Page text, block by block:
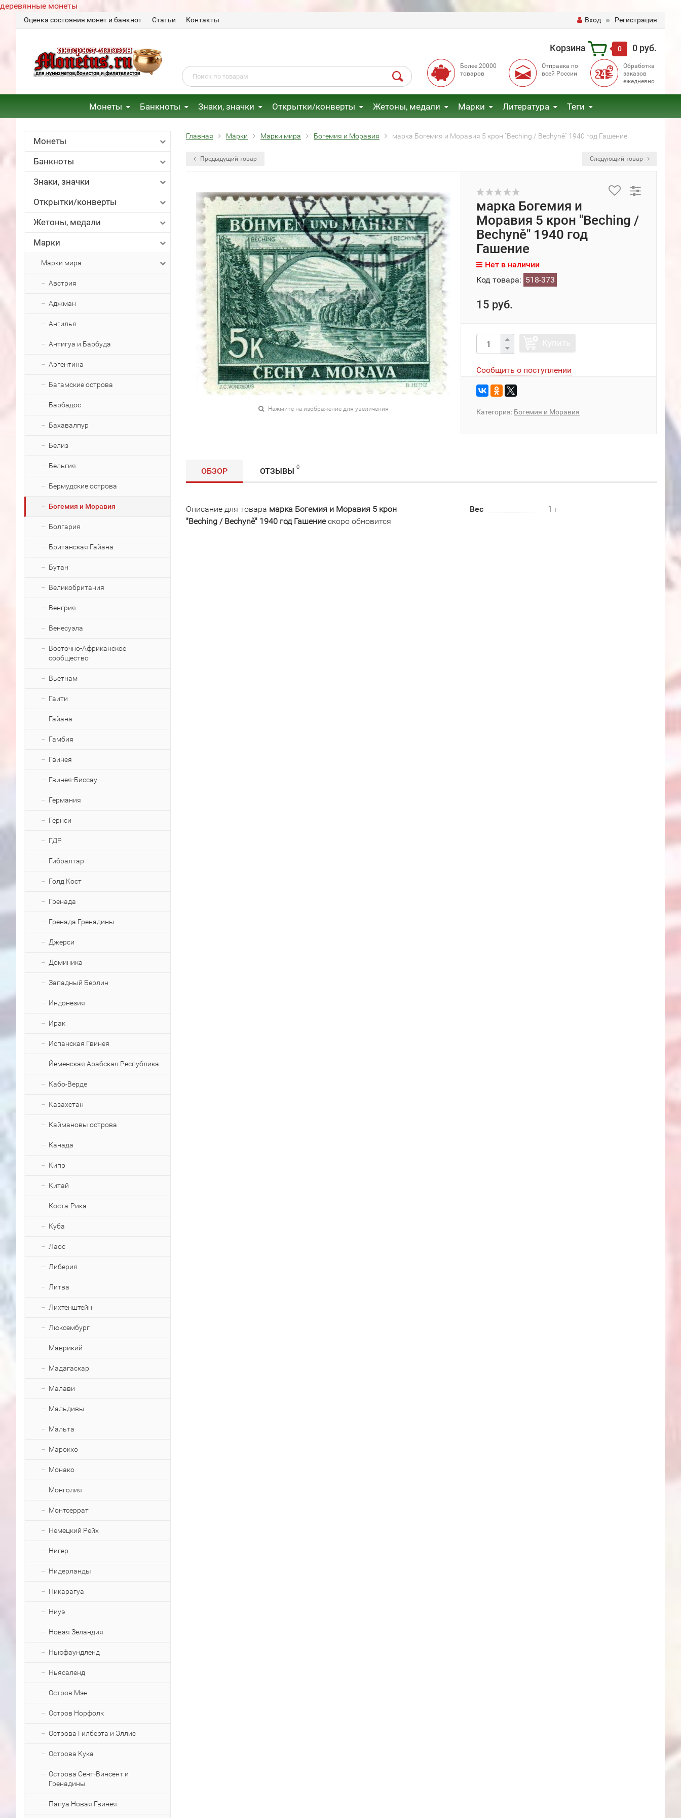
деревянные монеты
Оценка состояния монет и банкнот Статьи Контакты Вход Регистрация
Корзина 0 0 руб.
Более 20000
товаров
Отправка по
всей России
Обработка
заказов
ежедневно
Монеты Банкноты Знаки, значки Открытки/конверты Жетоны, медали Марки Литература Теги
Монеты
Банкноты
Знаки, значки
Открытки/конверты
Жетоны, медали
Марки
Марки мира
Австрия
Аджман
Ангилья
Антигуа и Барбуда
Аргентина
Багамские острова
Барбадос
Бахавалпур
Белиз
Бельгия
Бермудские острова
Богемия и Моравия
Болгария
Британская Гайана
Бутан
Великобритания
Венгрия
Венесуэла
Восточно-Африканское
сообщество
Вьетнам
Гаити
Гайана
Гамбия
Гвинея
Гвинея-Биссау
Германия
Гернси
ГДР
Гибралтар
Голд Кост
Гренада
Гренада Гренадины
Джерси
Доминика
Западный Берлин
Индонезия
Ирак
Испанская Гвинея
Йеменская Арабская Республика
Кабо-Верде
Казахстан
Каймановы острова
Канада
Кипр
Китай
Коста-Рика
Куба
Лаос
Либерия
Литва
Лихтенштейн
Люксембург
Маврикий
Мадагаскар
Малави
Мальдивы
Мальта
Марокко
Монако
Монголия
Монтсеррат
Немецкий Рейх
Нигер
Нидерланды
Никарагуа
Ниуэ
Новая Зеландия
Ньюфаундленд
Ньясаленд
Остров Мэн
Остров Норфолк
Острова Гилберта и Эллис
Острова Кука
Острова Сент-Винсент и
Гренадины
Папуа Новая Гвинея
Главная Марки Марки мира Богемия и Моравия марка Богемия и Моравия 5 крон "Beching / Bechyně" 1940 год Гашение
Предыдущий товар Следующий товар
Нажмите на изображение для увеличения
марка Богемия и
Моравия 5 крон "Beching /
Bechyně" 1940 год
Гашение
Нет в наличии
Код товара: 518-373
15 руб.
Сообщить о поступлении
Категория: Богемия и Моравия
ОБЗОР ОТЗЫВЫ 0
Описание для товара марка Богемия и Моравия 5 крон
"Beching / Bechyně" 1940 год Гашениескоро обновится
Вес 1 г